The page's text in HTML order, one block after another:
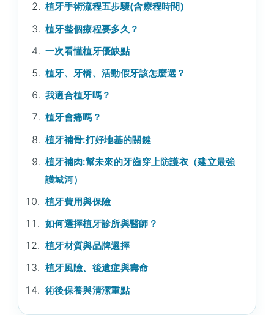
植牙手術流程五步驟(含療程時間)
植牙整個療程要多久？
一次看懂植牙優缺點
植牙、牙橋、活動假牙該怎麼選？
我適合植牙嗎？
植牙會痛嗎？
植牙補骨:打好地基的關鍵
植牙補肉:幫未來的牙齒穿上防護衣（建立最強
護城河）
植牙費用與保險
如何選擇植牙診所與醫師？
植牙材質與品牌選擇
植牙風險、後遺症與壽命
術後保養與清潔重點